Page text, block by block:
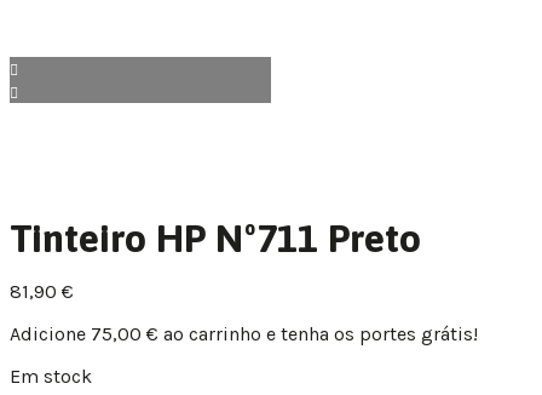
Tinteiro HP Nº711 Preto
81,90 €
Adicione 75,00 € ao carrinho e tenha os portes grátis!
Em stock